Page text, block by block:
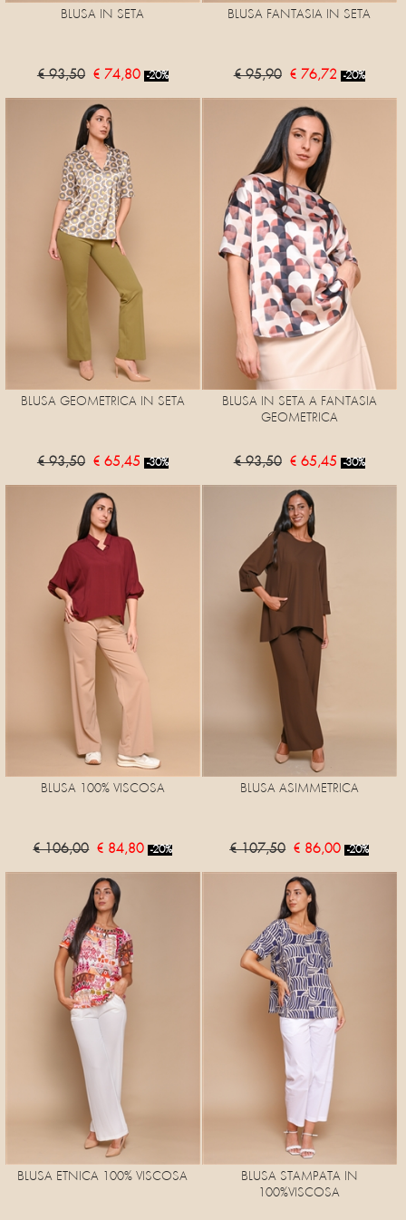
BLUSA IN SETA
€ 93,50 € 74,80 -20%
BLUSA FANTASIA IN SETA
€ 95,90 € 76,72 -20%
BLUSA GEOMETRICA IN SETA
€ 93,50 € 65,45 -30%
BLUSA IN SETA A FANTASIA
GEOMETRICA
€ 93,50 € 65,45 -30%
BLUSA 100% VISCOSA
€ 106,00 € 84,80 -20%
BLUSA ASIMMETRICA
€ 107,50 € 86,00 -20%
BLUSA ETNICA 100% VISCOSA
BLUSA STAMPATA IN
100%VISCOSA